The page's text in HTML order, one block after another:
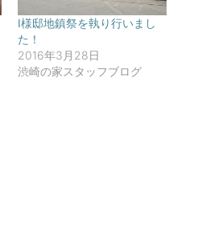
I様邸地鎮祭を執り行いまし
た！
2016年3月28日
渋崎の家スタッフブログ